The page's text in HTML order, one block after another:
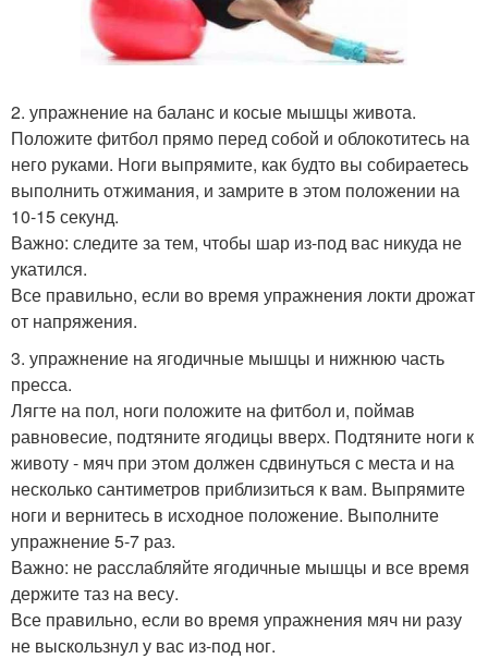
2. упражнение на баланс и косые мышцы живота.
Положите фитбол прямо перед собой и облокотитесь на
него руками. Ноги выпрямите, как будто вы собираетесь
выполнить отжимания, и замрите в этом положении на
10-15 секунд.
Важно: следите за тем, чтобы шар из-под вас никуда не
укатился.
Все правильно, если во время упражнения локти дрожат
от напряжения.
3. упражнение на ягодичные мышцы и нижнюю часть
пресса.
Лягте на пол, ноги положите на фитбол и, поймав
равновесие, подтяните ягодицы вверх. Подтяните ноги к
животу - мяч при этом должен сдвинуться с места и на
несколько сантиметров приблизиться к вам. Выпрямите
ноги и вернитесь в исходное положение. Выполните
упражнение 5-7 раз.
Важно: не расслабляйте ягодичные мышцы и все время
держите таз на весу.
Все правильно, если во время упражнения мяч ни разу
не выскользнул у вас из-под ног.